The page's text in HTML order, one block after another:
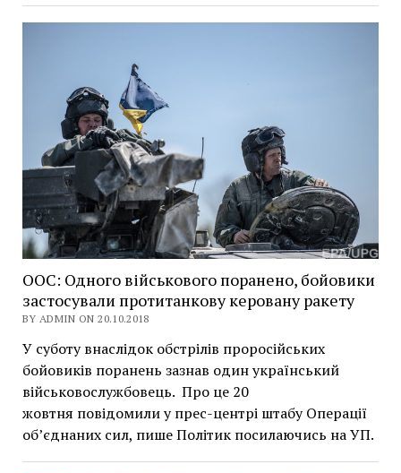
ООС: Одного військового поранено, бойовики
застосували протитанкову керовану ракету
BY ADMIN ON 20.10.2018
У суботу внаслідок обстрілів проросійських
бойовиків поранень зазнав один український
військовослужбовець. Про це 20
жовтня повідомили у прес-центрі штабу Операції
об’єднаних сил, пише Політик посилаючись на УП.